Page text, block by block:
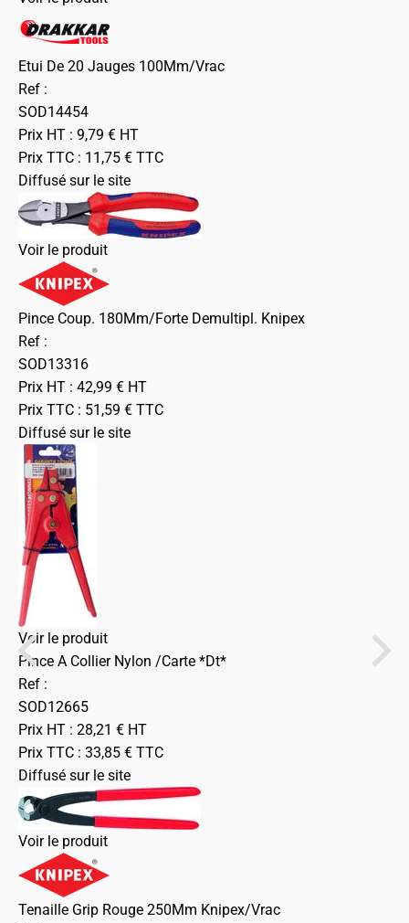
Etui De 20 Jauges 100Mm/Vrac
Ref :
SOD14454
Prix HT : 9,79 € HT
Prix TTC : 11,75 € TTC
Diffusé sur le site
Voir le produit
Pince Coup. 180Mm/Forte Demultipl. Knipex
Ref :
SOD13316
Prix HT : 42,99 € HT
Prix TTC : 51,59 € TTC
Diffusé sur le site
Voir le produit
Pince A Collier Nylon /Carte *Dt*
Ref :
SOD12665
Prix HT : 28,21 € HT
Prix TTC : 33,85 € TTC
Diffusé sur le site
Voir le produit
Tenaille Grip Rouge 250Mm Knipex/Vrac